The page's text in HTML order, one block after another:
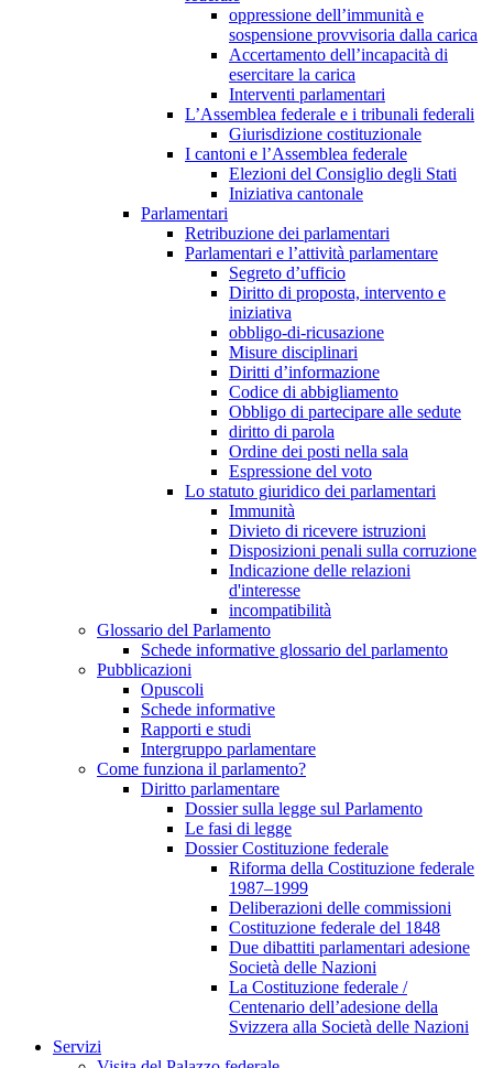
oppressione dell’immunità e
sospensione provvisoria dalla carica
Accertamento dell’incapacità di
esercitare la carica
Interventi parlamentari
L’Assemblea federale e i tribunali federali
Giurisdizione costituzionale
I cantoni e l’Assemblea federale
Elezioni del Consiglio degli Stati
Iniziativa cantonale
Parlamentari
Retribuzione dei parlamentari
Parlamentari e l’attività parlamentare
Segreto d’ufficio
Diritto di proposta, intervento e
iniziativa
obbligo-di-ricusazione
Misure disciplinari
Diritti d’informazione
Codice di abbigliamento
Obbligo di partecipare alle sedute
diritto di parola
Ordine dei posti nella sala
Espressione del voto
Lo statuto giuridico dei parlamentari
Immunità
Divieto di ricevere istruzioni
Disposizioni penali sulla corruzione
Indicazione delle relazioni
d'interesse
incompatibilità
Glossario del Parlamento
Schede informative glossario del parlamento
Pubblicazioni
Opuscoli
Schede informative
Rapporti e studi
Intergruppo parlamentare
Come funziona il parlamento?
Diritto parlamentare
Dossier sulla legge sul Parlamento
Le fasi di legge
Dossier Costituzione federale
Riforma della Costituzione federale
1987–1999
Deliberazioni delle commissioni
Costituzione federale del 1848
Due dibattiti parlamentari adesione
Società delle Nazioni
La Costituzione federale /
Centenario dell’adesione della
Svizzera alla Società delle Nazioni
Servizi